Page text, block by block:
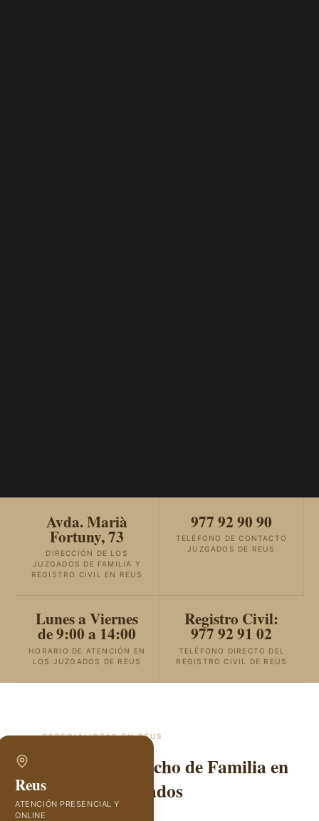
Avda. Marià
Fortuny, 73
DIRECCIÓN DE LOS
JUZGADOS DE FAMILIA Y
REGISTRO CIVIL EN REUS
977 92 90 90
TELÉFONO DE CONTACTO
JUZGADOS DE REUS
Lunes a Viernes
de 9:00 a 14:00
HORARIO DE ATENCIÓN EN
LOS JUZGADOS DE REUS
Registro Civil:
977 92 91 02
TELÉFONO DIRECTO DEL
REGISTRO CIVIL DE REUS
ESPECIALISTAS ENREUS
Abogados de Derecho de Familia en
Reus | GVC Abogados
Reus
ATENCIÓN PRESENCIAL Y
ONLINE